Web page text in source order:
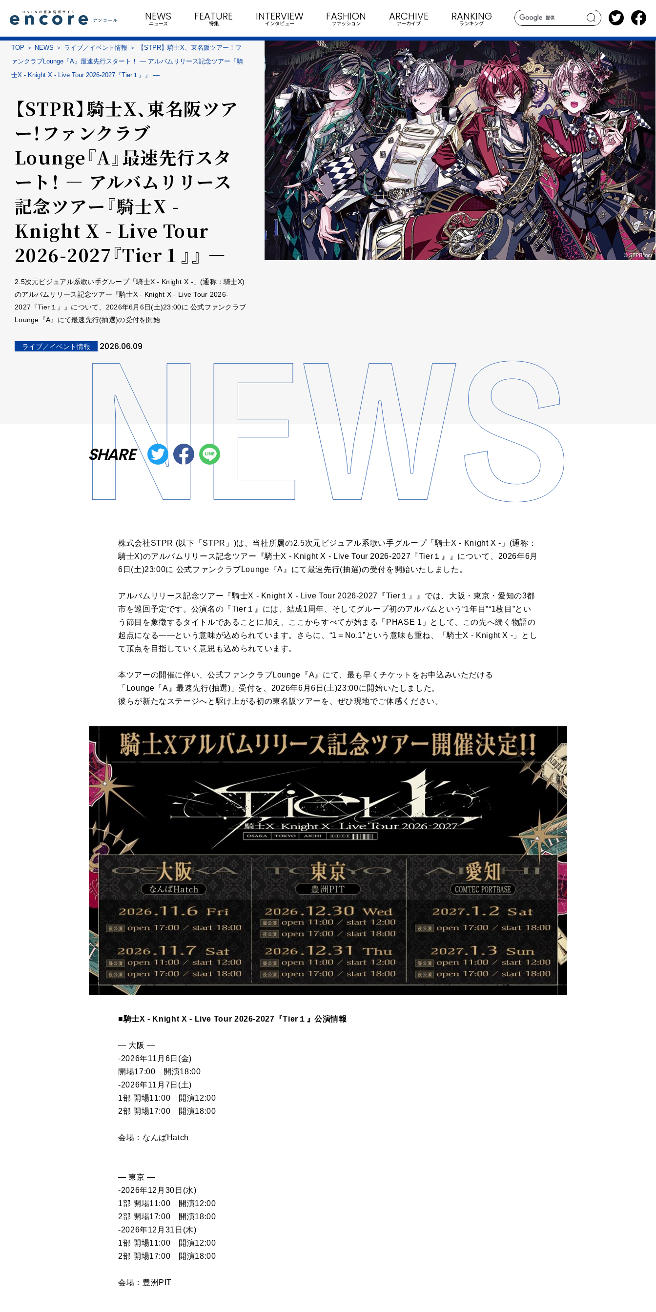
search
NEWS
ニュース
FEATURE
特集
INTERVIEW
インタビュー
FASHION
ファッション
ARCHIVE
アーカイブ
RANKING
ランキング
TOP NEWS ライブ／イベント情報
【STPR】騎士X、東名阪ツアー！フ
ァンクラブLounge『A』最速先行スタート！ ― アルバムリリース記念ツアー『騎
士X - Knight X - Live Tour 2026-2027『Tier１』』 ―
【STPR】騎士X、東名阪ツア
ー！ファンクラブ
Lounge『A』最速先行スタ
ート！ ― アルバムリリース
記念ツアー『騎士X -
Knight X - Live Tour
2026-2027『Tier１』』 ―
2.5次元ビジュアル系歌い手グループ「騎士X - Knight X -」(通称：騎士X)
のアルバムリリース記念ツアー『騎士X - Knight X - Live Tour 2026-
2027『Tier１』』について、2026年6月6日(土)23:00に 公式ファンクラブ
Lounge『A』にて最速先行(抽選)の受付を開始
ライブ／イベント情報 2026.06.09
SHARE
株式会社STPR (以下「STPR」)は、当社所属の2.5次元ビジュアル系歌い手グループ「騎士X - Knight X -」(通称：
騎士X)のアルバムリリース記念ツアー『騎士X - Knight X - Live Tour 2026-2027『Tier１』』について、2026年6月
6日(土)23:00に 公式ファンクラブLounge『A』にて最速先行(抽選)の受付を開始いたしました。
アルバムリリース記念ツアー『騎士X - Knight X - Live Tour 2026-2027『Tier１』』では、大阪・東京・愛知の3都
市を巡回予定です。公演名の『Tier１』には、結成1周年、そしてグループ初のアルバムという“1年目”“1枚目”とい
う節目を象徴するタイトルであることに加え、ここからすべてが始まる「PHASE 1」として、この先へ続く物語の
起点になる――という意味が込められています。さらに、“1＝No.1”という意味も重ね、「騎士X - Knight X -」とし
て頂点を目指していく意思も込められています。
本ツアーの開催に伴い、公式ファンクラブLounge『A』にて、最も早くチケットをお申込みいただける
「Lounge『A』最速先行(抽選)」受付を、2026年6月6日(土)23:00に開始いたしました。
彼らが新たなステージへと駆け上がる初の東名阪ツアーを、ぜひ現地でご体感ください。
■騎士X - Knight X - Live Tour 2026-2027『Tier１』公演情報
― 大阪 ―
-2026年11月6日(金)
開場17:00 開演18:00
-2026年11月7日(土)
1部 開場11:00 開演12:00
2部 開場17:00 開演18:00
会場：なんばHatch
― 東京 ―
-2026年12月30日(水)
1部 開場11:00 開演12:00
2部 開場17:00 開演18:00
-2026年12月31日(木)
1部 開場11:00 開演12:00
2部 開場17:00 開演18:00
会場：豊洲PIT